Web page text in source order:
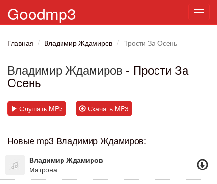
Goodmp3
Главная Владимир Ждамиров Прости За Осень
Владимир Ждамиров - Прости За
Осень
Слушать MP3 Скачать MP3
Новые mp3 Владимир Ждамиров:
Владимир Ждамиров
Матрона